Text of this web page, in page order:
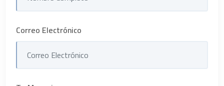
Correo Electrónico